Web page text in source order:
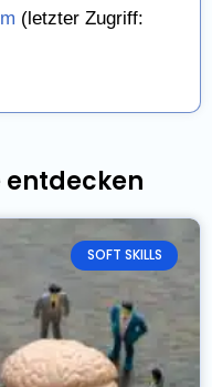
(letzter Zugriff:
SOFT SKILLS